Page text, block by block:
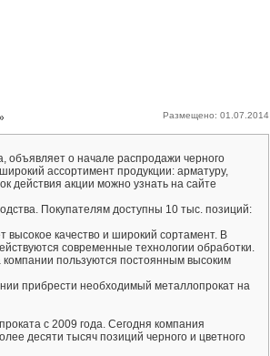
Размещено: 01.07.2014
о начале распродажи черного
ассортимент продукции: арматуру,
действия акции можно узнать на сайте
Покупателям доступны 10 тыс. позиций:
высокое качество и широкий сортамент. В
современные технологии обработки.
пользуются постоянным высоким
прибрести необходимый металлопрокат на
с 2009 года. Сегодня компания
десяти тысяч позиций черного и цветного